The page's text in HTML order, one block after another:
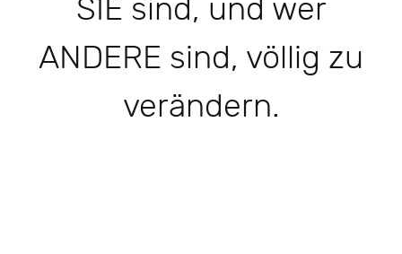
SIE sind, und wer
ANDERE sind, völlig zu
verändern.